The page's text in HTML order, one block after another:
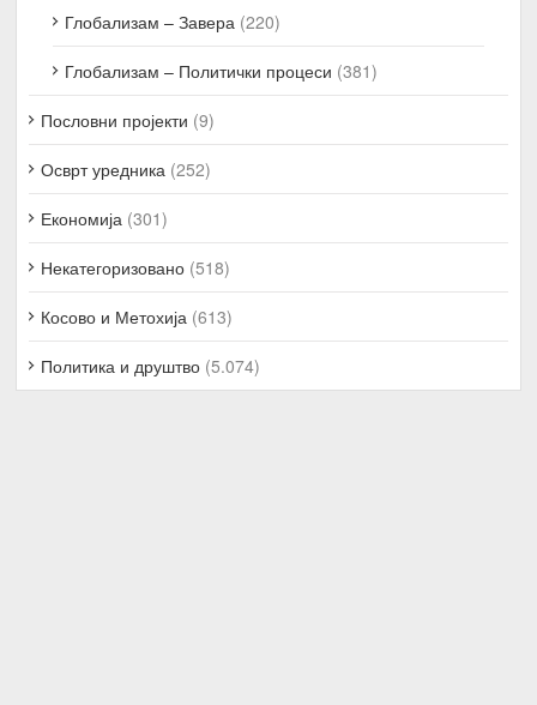
Глобализам – Завера (220)
Глобализам – Политички процеси (381)
Пословни пројекти (9)
Осврт уредника (252)
Економија (301)
Некатегоризовано (518)
Косово и Метохија (613)
Политика и друштво (5.074)